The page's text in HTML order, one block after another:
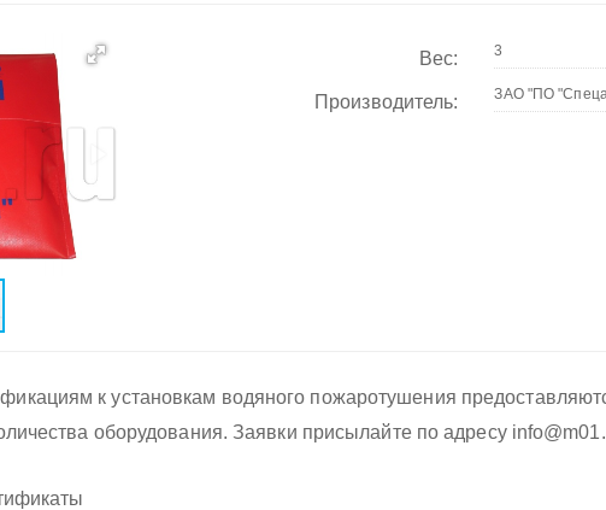
Вес:
Производитель:
к установкам водяного пожаротушения
оборудования. Заявки присылайте по адресу